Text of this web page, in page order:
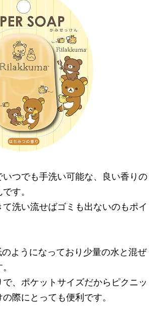
つでも手洗い可能な、良い香りの
す。
洗い流せばゴミも出ないのもポイ
のようになっており少量の水と混ぜ
、ポケットサイズだからピクニッ
際にとっても便利です。